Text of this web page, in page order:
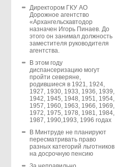
Директором ГКУ АО
Дорожное агентство
«Архангельскавтодор
назначен Игорь Пинаев. До
этого он занимал должность
заместителя руководителя
агентства.
В этом году
диспансеризацию могут
пройти северяне,
родившиеся в 1921, 1924,
1927, 1930, 1933, 1936, 1939,
1942, 1945, 1948, 1951, 1954,
1957, 1960, 1963, 1966, 1969,
1972, 1975, 1978, 1981, 1984,
1987, 1990,1993, 1996 годах
В Минтруде не планируют
пересматривать право
разных категорий льготников
на досрочную пенсию